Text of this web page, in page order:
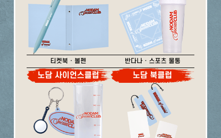
티켓북 · 볼펜 반다나 · 스포츠 물통
노담 사이언스클럽 노담 북클럽